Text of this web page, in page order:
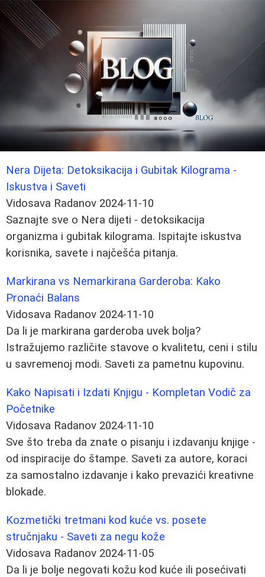
Nera Dijeta: Detoksikacija i Gubitak Kilograma -
Iskustva i Saveti
Vidosava Radanov 2024-11-10
Saznajte sve o Nera dijeti - detoksikacija
organizma i gubitak kilograma. Ispitajte iskustva
korisnika, savete i najčešća pitanja.
Markirana vs Nemarkirana Garderoba: Kako
Pronaći Balans
Vidosava Radanov 2024-11-10
Da li je markirana garderoba uvek bolja?
Istražujemo različite stavove o kvalitetu, ceni i stilu
u savremenoj modi. Saveti za pametnu kupovinu.
Kako Napisati i Izdati Knjigu - Kompletan Vodič za
Početnike
Vidosava Radanov 2024-11-10
Sve što treba da znate o pisanju i izdavanju knjige -
od inspiracije do štampe. Saveti za autore, koraci
za samostalno izdavanje i kako prevazići kreativne
blokade.
Kozmetički tretmani kod kuće vs. posete
stručnjaku - Saveti za negu kože
Vidosava Radanov 2024-11-05
Da li je bolje negovati kožu kod kuće ili posećivati